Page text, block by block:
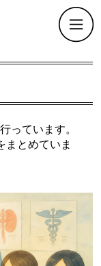
っています。
まとめていま